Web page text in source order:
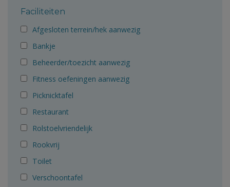
Faciliteiten
Afgesloten terrein/hek aanwezig
Bankje
Beheerder/toezicht aanwezig
Fitness oefeningen aanwezig
Picknicktafel
Restaurant
Rolstoelvriendelijk
Rookvrij
Toilet
Verschoontafel